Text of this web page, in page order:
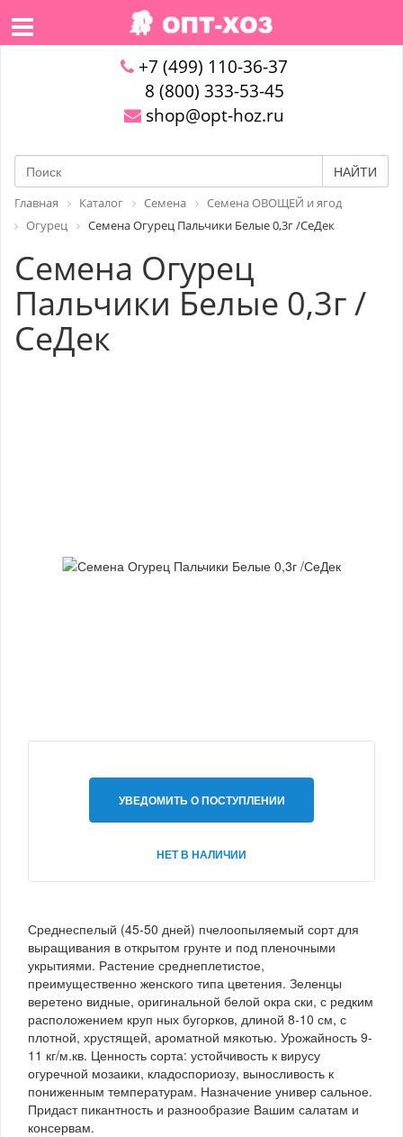
+7 (499) 110-36-37
8 (800) 333-53-45
shop@opt-hoz.ru
НАЙТИ
Главная Каталог Семена
Семена ОВОЩЕЙ и ягод
Огурец
Семена Огурец Пальчики Белые 0,3г /СеДек
Семена Огурец
Пальчики Белые 0,3г /
СеДек
УВЕДОМИТЬ О ПОСТУПЛЕНИИ
НЕТ В НАЛИЧИИ
Среднеспелый (45-50 дней) пчелоопыляемый сорт для
выращивания в открытом грунте и под пленочными
укрытиями. Растение среднеплетистое,
преимущественно женского типа цветения. Зеленцы
веретено видные, оригинальной белой окра ски, с редким
расположением круп ных бугорков, длиной 8-10 см, с
плотной, хрустящей, ароматной мякотью. Урожайность 9-
11 кг/м.кв. Ценность сорта: устойчивость к вирусу
огуречной мозаики, кладоспориозу, выносливость к
пониженным температурам. Назначение универ сальное.
Придаст пикантность и разнообразие Вашим салатам и
консервам.